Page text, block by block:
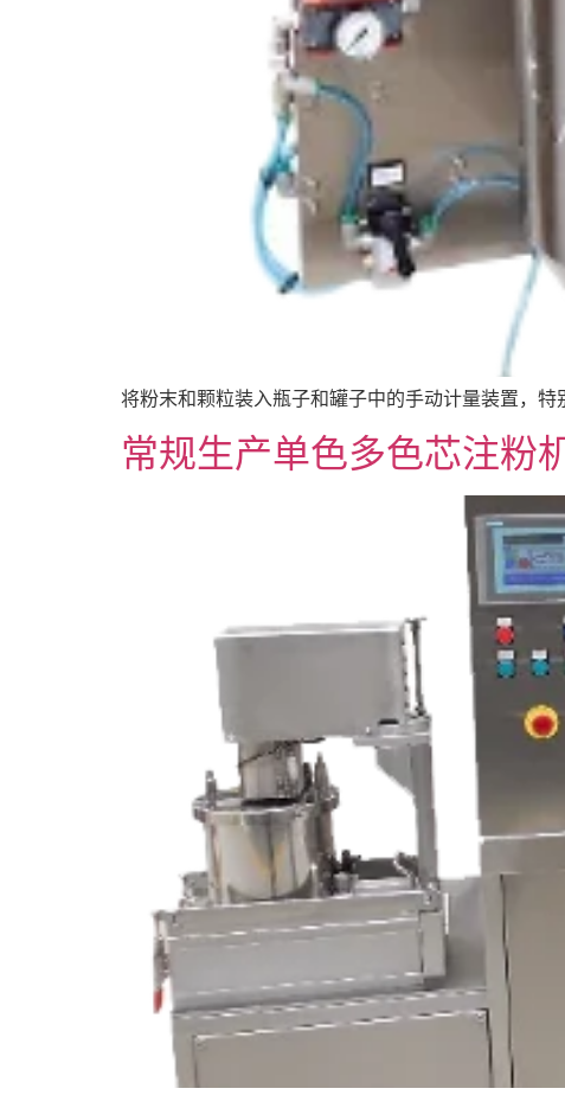
将粉末和颗粒装入瓶子和罐子中的手动计量装置，
常规生产单色多色芯注粉